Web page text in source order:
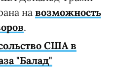
на возможность
.
США в
"Балад"